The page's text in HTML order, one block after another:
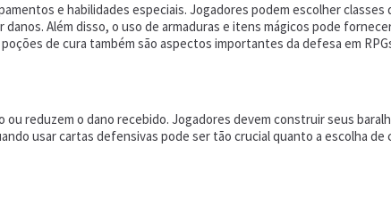
e habilidades especiais. Jogadores podem escolher classes
Além disso, o uso de armaduras e itens mágicos pode
de cura também são aspectos importantes da defesa em
reduzem o dano recebido. Jogadores devem construir seus
usar cartas defensivas pode ser tão crucial quanto a escolha